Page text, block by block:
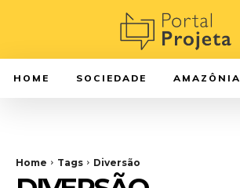
HOME SOCIEDADE AMAZÔNIA
Home Tags Diversão